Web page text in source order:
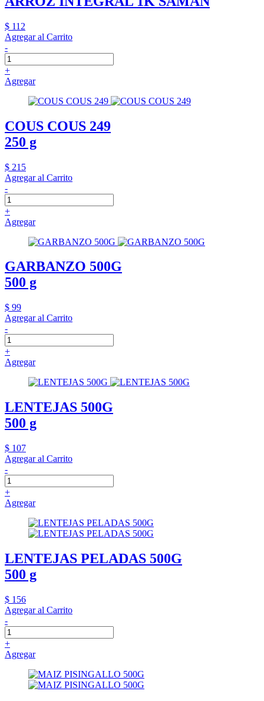
$ 112
Agregar al Carrito
-
+
Agregar
COUS COUS 249
250 g
$ 215
Agregar al Carrito
-
+
Agregar
GARBANZO 500G
500 g
$ 99
Agregar al Carrito
-
+
Agregar
LENTEJAS 500G
500 g
$ 107
Agregar al Carrito
-
+
Agregar
LENTEJAS PELADAS 500G
500 g
$ 156
Agregar al Carrito
-
+
Agregar